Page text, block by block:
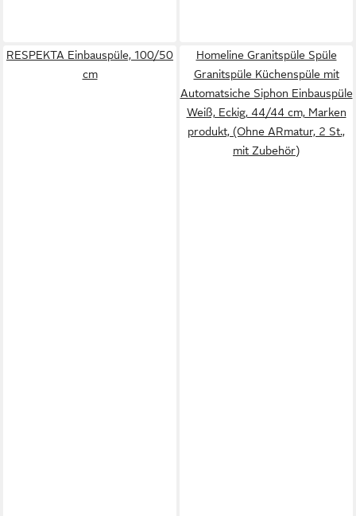
RESPEKTA Einbauspüle, 100/50
cm
Homeline Granitspüle Spüle
Granitspüle Küchenspüle mit
Automatsiche Siphon Einbauspüle
Weiß, Eckig, 44/44 cm, Marken
produkt, (Ohne ARmatur, 2 St.,
mit Zubehör)